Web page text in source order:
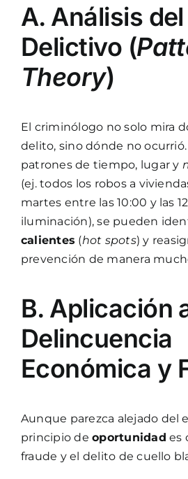
A. Análisis
Delictivo (
Theory)
El criminólogo no solo mira
delito, sino dónde no ocurrió.
patrones de tiempo, lugar y
(ej. todos los robos a
martes entre las 10:00 y las
iluminación), se pueden
calientes (hot spots) y
prevención de manera
B. Aplicación
Delincuencia
Económica y
Aunque parezca alejado del
principio deoportunidad es
fraude y el delito de cuello